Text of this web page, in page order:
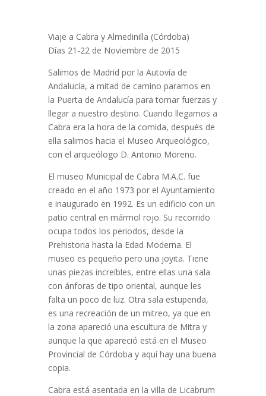
Viaje a Cabra y Almedinilla (Córdoba)
Días 21-22 de Noviembre de 2015
Salimos de Madrid por la Autovía de
Andalucía, a mitad de camino paramos en
la Puerta de Andalucía para tomar fuerzas y
llegar a nuestro destino. Cuando llegamos a
Cabra era la hora de la comida, después de
ella salimos hacia el Museo Arqueológico,
con el arqueólogo D. Antonio Moreno.
El museo Municipal de Cabra M.A.C. fue
creado en el año 1973 por el Ayuntamiento
e inaugurado en 1992. Es un edificio con un
patio central en mármol rojo. Su recorrido
ocupa todos los periodos, desde la
Prehistoria hasta la Edad Moderna. El
museo es pequeño pero una joyita. Tiene
unas piezas increíbles, entre ellas una sala
con ánforas de tipo oriental, aunque les
falta un poco de luz. Otra sala estupenda,
es una recreación de un mitreo, ya que en
la zona apareció una escultura de Mitra y
aunque la que apareció está en el Museo
Provincial de Córdoba y aquí hay una buena
copia.
Cabra está asentada en la villa de Licabrum